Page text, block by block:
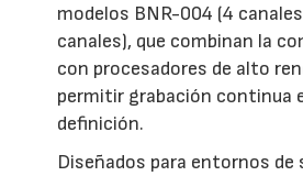
modelos BNR-004 (4
canales), que combinan la
con procesadores de alto
permitir grabación continua
definición.
Diseñados para entornos de